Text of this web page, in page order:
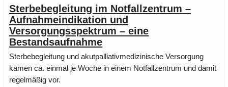
Sterbebegleitung im Notfallzentrum –
Aufnahmeindikation und
Versorgungsspektrum – eine
Bestandsaufnahme
Sterbebegleitung und akutpalliativmedizinische Versorgung
kamen ca. einmal je Woche in einem Notfallzentrum und damit
regelmäßig vor.